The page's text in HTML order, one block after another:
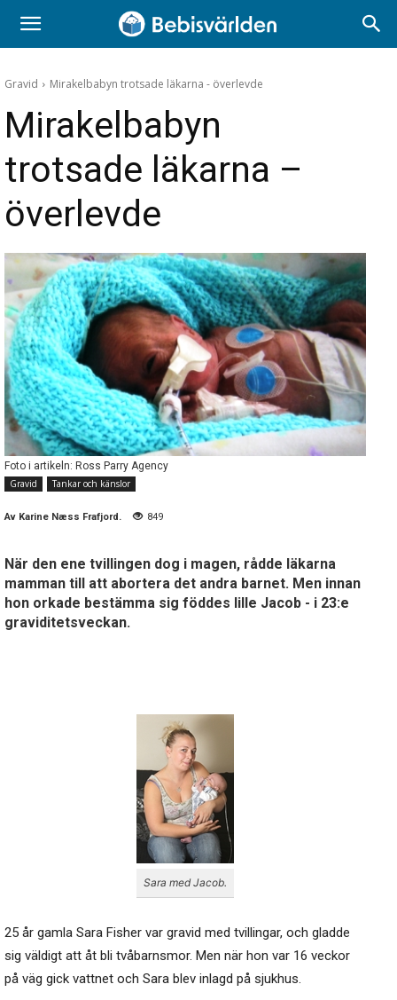
Gravid Mirakelbabyn trotsade läkarna - överlevde
Mirakelbabyn
trotsade läkarna –
överlevde
Foto i artikeln: Ross Parry Agency
Gravid
Tankar och känslor
Av Karine Næss Frafjord. 849
När den ene tvillingen dog i magen, rådde läkarna
mamman till att abortera det andra barnet. Men innan
hon orkade bestämma sig föddes lille Jacob - i 23:e
graviditetsveckan.
Sara med Jacob.
25 år gamla Sara Fisher var gravid med tvillingar, och gladde
sig väldigt att åt bli tvåbarnsmor. Men när hon var 16 veckor
på väg gick vattnet och Sara blev inlagd på sjukhus.